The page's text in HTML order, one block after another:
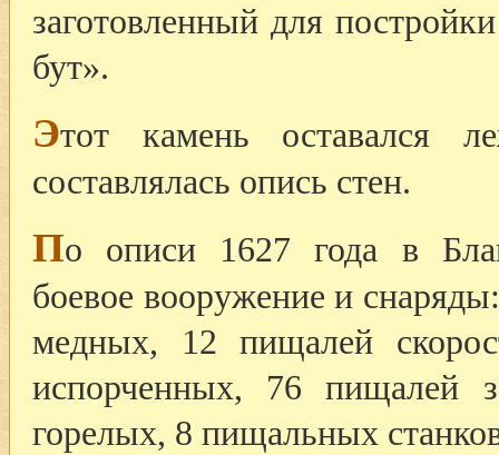
заготовленный для
бут».
Этот камень оставался
составлялась опись стен.
По описи 1627 года в
боевое вооружение и
медных, 12 пищалей
испорченных, 76 пищалей
горелых, 8 пищальных